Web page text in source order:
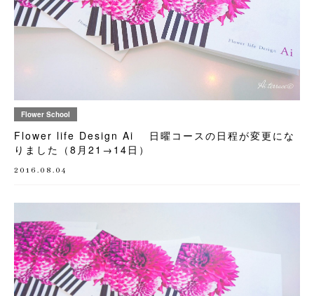
Flower School
Flower life Design Ai 日曜コースの日程が変更にな
りました（8月21→14日）
2016.08.04